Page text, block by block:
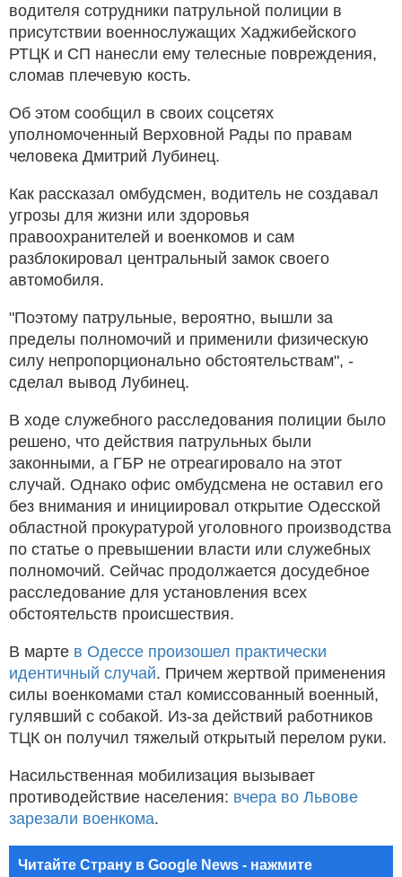
водителя сотрудники патрульной полиции в
присутствии военнослужащих Хаджибейского
РТЦК и СП нанесли ему телесные повреждения,
сломав плечевую кость.
Об этом сообщил в своих соцсетях
уполномоченный Верховной Рады по правам
человека Дмитрий Лубинец.
Как рассказал омбудсмен, водитель не создавал
угрозы для жизни или здоровья
правоохранителей и военкомов и сам
разблокировал центральный замок своего
автомобиля.
"Поэтому патрульные, вероятно, вышли за
пределы полномочий и применили физическую
силу непропорционально обстоятельствам", -
сделал вывод Лубинец.
В ходе служебного расследования полиции было
решено, что действия патрульных были
законными, а ГБР не отреагировало на этот
случай. Однако офис омбудсмена не оставил его
без внимания и инициировал открытие Одесской
областной прокуратурой уголовного производства
по статье о превышении власти или служебных
полномочий. Сейчас продолжается досудебное
расследование для установления всех
обстоятельств происшествия.
В марте в Одессе произошел практически
идентичный случай. Причем жертвой применения
силы военкомами стал комиссованный военный,
гулявший с собакой. Из-за действий работников
ТЦК он получил тяжелый открытый перелом руки.
Насильственная мобилизация вызывает
противодействие населения: вчера во Львове
зарезали военкома.
Читайте Страну в Google News - нажмите